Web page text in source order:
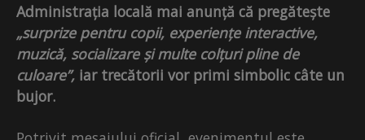
Administrația locală mai anunță că pregătește
„surprize pentru copii, experiențe interactive,
muzică, socializare și multe colțuri pline de
culoare”, iar trecătorii vor primi simbolic câte un
bujor.